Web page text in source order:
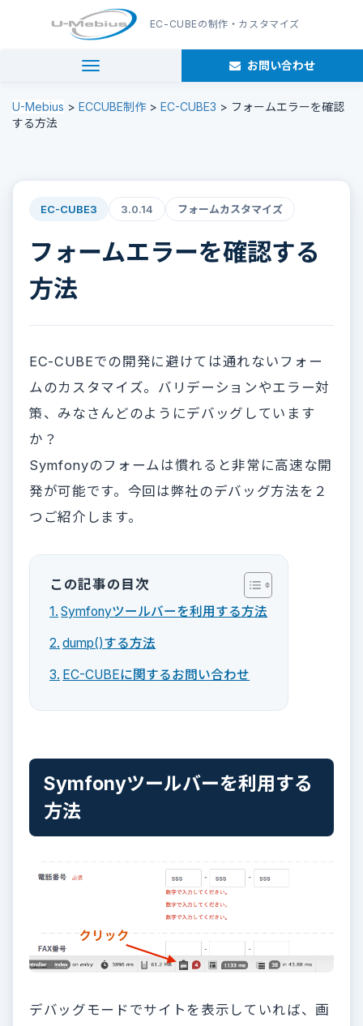
EC-CUBEの制作・カスタマイズ
navigation お問い合わせ
U-Mebius > ECCUBE制作 > EC-CUBE3 > フォームエラーを確認
する方法
EC-CUBE3 3.0.14 フォームカスタマイズ
フォームエラーを確認する
方法
EC-CUBEでの開発に避けては通れないフォー
ムのカスタマイズ。バリデーションやエラー対
策、みなさんどのようにデバッグしています
か？
Symfonyのフォームは慣れると非常に高速な開
発が可能です。今回は弊社のデバッグ方法を２
つご紹介します。
この記事の目次
Symfonyツールバーを利用する方法
dump()する方法
EC-CUBEに関するお問い合わせ
Symfonyツールバーを利用する
方法
デバッグモードでサイトを表示していれば、画